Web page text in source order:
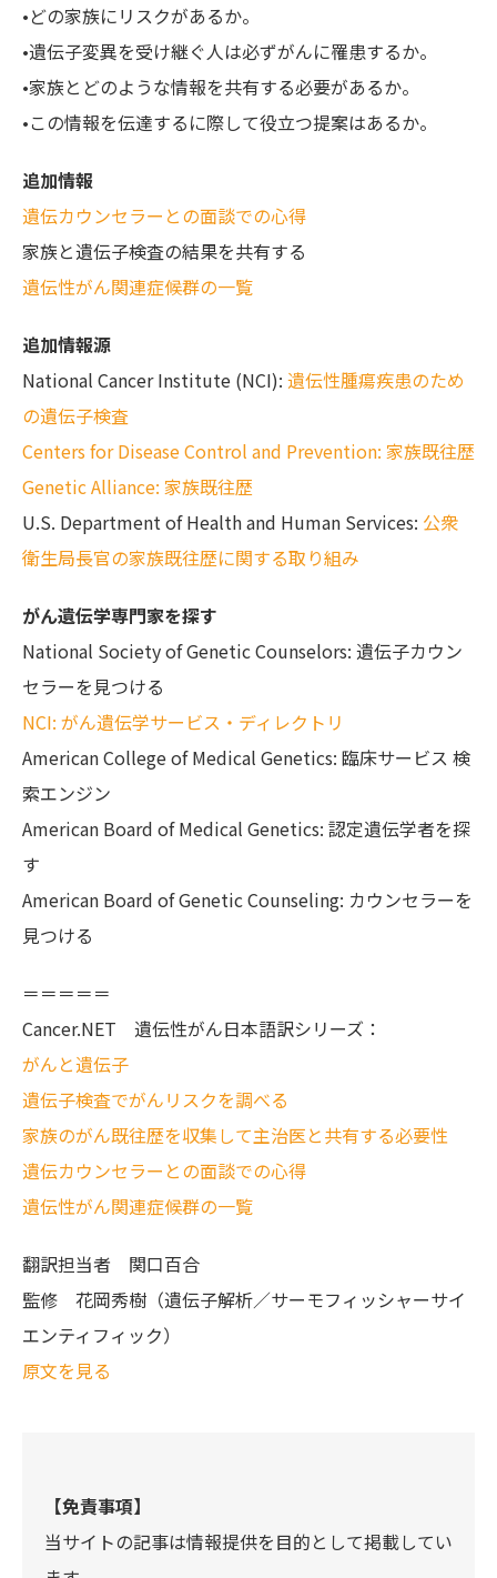
•どの家族にリスクがあるか。
•遺伝子変異を受け継ぐ人は必ずがんに罹患するか。
•家族とどのような情報を共有する必要があるか。
•この情報を伝達するに際して役立つ提案はあるか。
追加情報
遺伝カウンセラーとの面談での心得
家族と遺伝子検査の結果を共有する
遺伝性がん関連症候群の一覧
追加情報源
National Cancer Institute (NCI): 遺伝性腫瘍疾患のため
の遺伝子検査
Centers for Disease Control and Prevention: 家族既往歴
Genetic Alliance: 家族既往歴
U.S. Department of Health and Human Services: 公衆
衛生局長官の家族既往歴に関する取り組み
がん遺伝学専門家を探す
National Society of Genetic Counselors: 遺伝子カウン
セラーを見つける
NCI: がん遺伝学サービス・ディレクトリ
American College of Medical Genetics: 臨床サービス 検
索エンジン
American Board of Medical Genetics: 認定遺伝学者を探
す
American Board of Genetic Counseling: カウンセラーを
見つける
＝＝＝＝＝
Cancer.NET 遺伝性がん日本語訳シリーズ：
がんと遺伝子
遺伝子検査でがんリスクを調べる
家族のがん既往歴を収集して主治医と共有する必要性
遺伝カウンセラーとの面談での心得
遺伝性がん関連症候群の一覧
翻訳担当者 関口百合
監修 花岡秀樹（遺伝子解析／サーモフィッシャーサイ
エンティフィック）
原文を見る
【免責事項】
当サイトの記事は情報提供を目的として掲載してい